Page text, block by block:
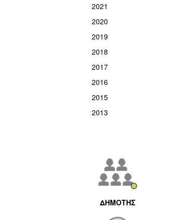
2021
2020
2019
2018
2017
2016
2015
2013
ΔΗΜΟΤΗΣ